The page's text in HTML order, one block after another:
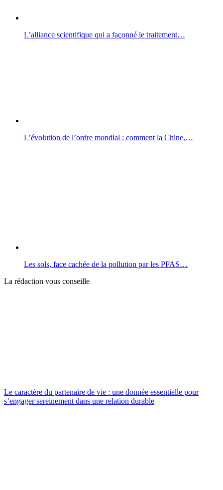
L’alliance scientifique qui a façonné le traitement…
L’évolution de l’ordre mondial : comment la Chine,…
Les sols, face cachée de la pollution par les PFAS…
La rédaction vous conseille
Le caractère du partenaire de vie : une donnée essentielle pour
s’engager sereinement dans une relation durable